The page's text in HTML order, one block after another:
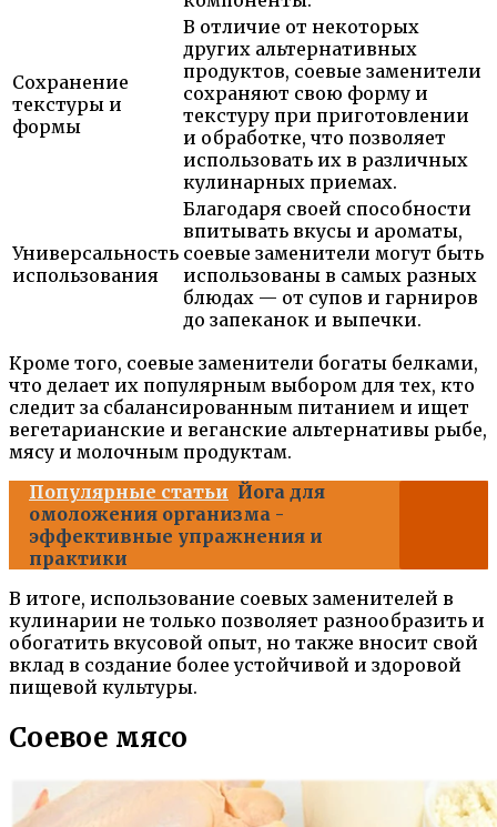
Сохранение
текстуры и
формы
В отличие от некоторых
других альтернативных
продуктов, соевые заменители
сохраняют свою форму и
текстуру при приготовлении
и обработке, что позволяет
использовать их в различных
кулинарных приемах.
Универсальность
использования
Благодаря своей способности
впитывать вкусы и ароматы,
соевые заменители могут быть
использованы в самых разных
блюдах — от супов и гарниров
до запеканок и выпечки.
Кроме того, соевые заменители богаты белками,
что делает их популярным выбором для тех, кто
следит за сбалансированным питанием и ищет
вегетарианские и веганские альтернативы рыбе,
мясу и молочным продуктам.
Популярные статьи Йога для
омоложения организма -
эффективные упражнения и
практики
В итоге, использование соевых заменителей в
кулинарии не только позволяет разнообразить и
обогатить вкусовой опыт, но также вносит свой
вклад в создание более устойчивой и здоровой
пищевой культуры.
Соевое мясо